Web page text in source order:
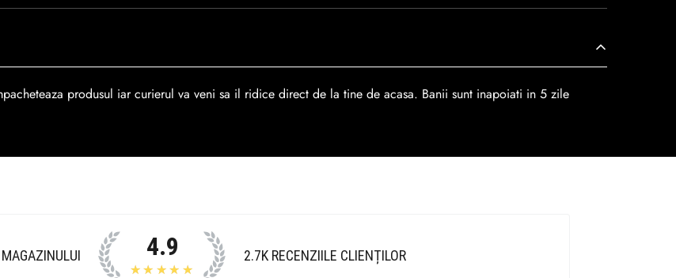
lei si Gratuit pentru o comanda de peste 390 lei.
produsul iar curierul va veni sa il ridice direct de la tine de acasa. Banii sunt inapoiati in 5 zile
4.9
★★★★★
2.7K RECENZIILE CLIENȚILOR